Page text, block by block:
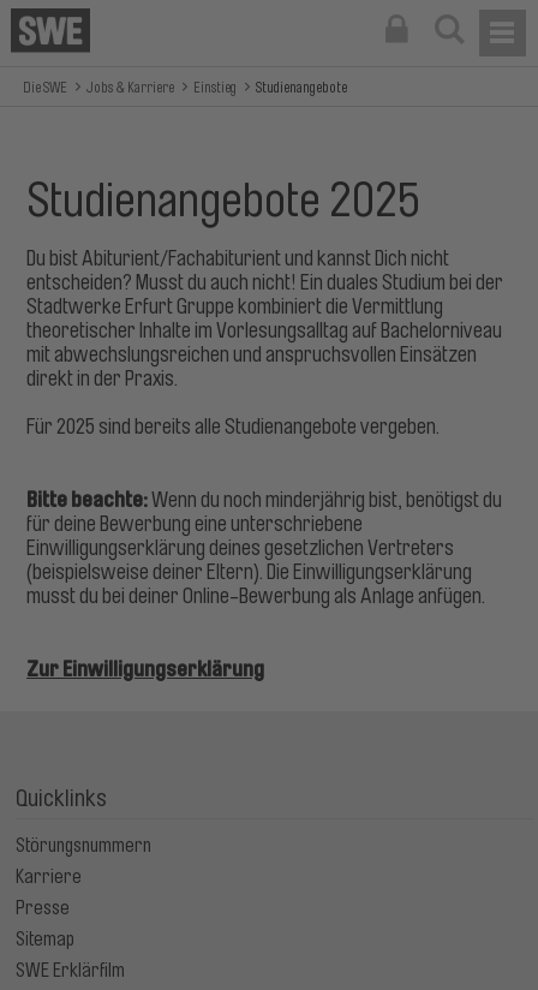
Die SWE Jobs & Karriere Einstieg Studienangebote
Studienangebote 2025
Du bist Abiturient/Fachabiturient und kannst Dich nicht
entscheiden? Musst du auch nicht! Ein duales Studium bei der
Stadtwerke Erfurt Gruppe kombiniert die Vermittlung
theoretischer Inhalte im Vorlesungsalltag auf Bachelorniveau
mit abwechslungsreichen und anspruchsvollen Einsätzen
direkt in der Praxis.
Für 2025 sind bereits alle Studienangebote vergeben.
Bitte beachte:Wenn du noch minderjährig bist, benötigst du
für deine Bewerbung eine unterschriebene
Einwilligungserklärung deines gesetzlichen Vertreters
(beispielsweise deiner Eltern). Die Einwilligungserklärung
musst du bei deiner Online-Bewerbung als Anlage anfügen.
Zur Einwilligungserklärung
Quicklinks
Störungsnummern
Karriere
Presse
Sitemap
SWE Erklärfilm